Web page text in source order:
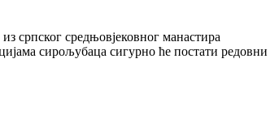
српског средњовјековног манастира
сирољубаца сигурно ће постати редовни